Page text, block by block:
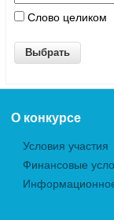
Слово целиком
О конкурсе
Условия участия
Финансовые